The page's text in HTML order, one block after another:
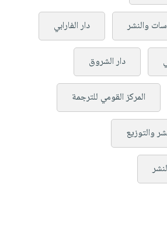
والنشر دار الفارابي
دار الشروق
المركز القومي للترجمة
والتوزيع